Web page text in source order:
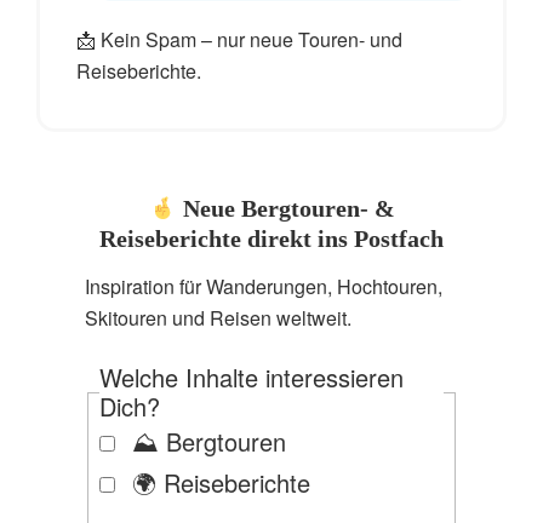
📩 Kein Spam – nur neue Touren- und
Reiseberichte.
Neue Bergtouren- &
Reiseberichte direkt ins Postfach
Inspiration für Wanderungen, Hochtouren,
Skitouren und Reisen weltweit.
Welche Inhalte interessieren
Dich?
⛰️ Bergtouren
🌍 Reiseberichte